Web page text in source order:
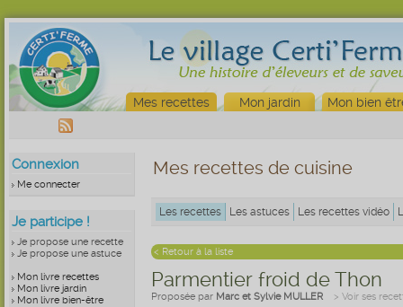
Mes recettes Mon jardin Mon bien
Connexion
Me connecter
Je participe !
Je propose une recette
Je propose une astuce
Mon livre recettes
Mon livre jardin
Mon livre bien-être
Mes recettes de cuisine
Les recettes Les astuces Les recettes vidéo
< Retour à la liste
Parmentier froid de Thon
Proposée par Marc et Sylvie MULLER > Voir ses